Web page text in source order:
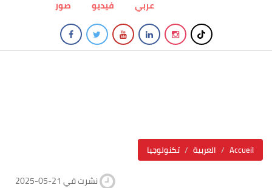
صور فيديو عربي
تكنولوجيا العربية Accueil
2025-05-21 نشرت في